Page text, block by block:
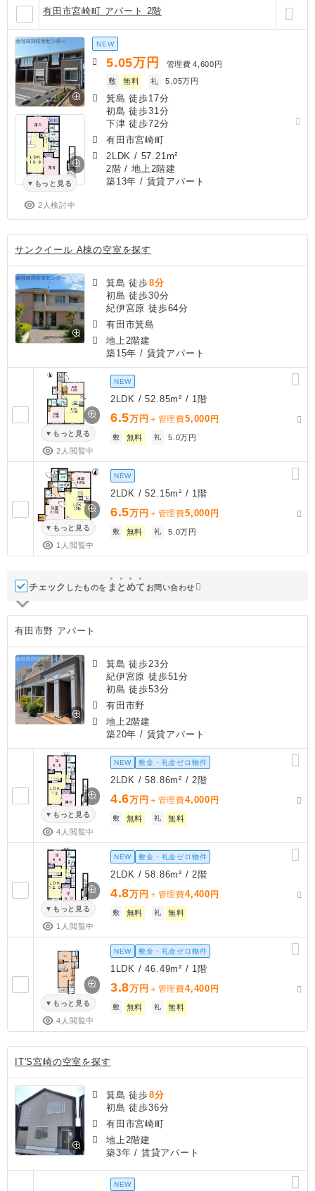
有田市宮崎町 アパート 2階
もっと見る
2人検討中
NEW
5.05万円 管理費 4,600円
敷
無料 礼 5.05万円
箕島 徒歩17分
初島 徒歩31分
下津 徒歩72分
有田市宮崎町
2LDK / 57.21m²
2階 / 地上2階建
築13年 / 賃貸アパート
サンクイール A棟の空室を探す
箕島 徒歩8分
初島 徒歩30分
紀伊宮原 徒歩64分
有田市箕島
地上2階建
築15年 / 賃貸アパート
もっと見る
2人閲覧中
NEW
2LDK / 52.85m² / 1階
6.5万円 ＋管理費5,000 円
敷 無料 礼 5.0万円
もっと見る
1人閲覧中
NEW
2LDK / 52.15m² / 1階
6.5万円 ＋管理費5,000 円
敷 無料 礼 5.0万円
チェック したものを ま と めて お問い合わせ
有田市野 アパート
箕島 徒歩23分
紀伊宮原 徒歩51分
初島 徒歩53分
有田市野
地上2階建
築20年 / 賃貸アパート
もっと見る
4人閲覧中
NEW 敷金・礼金ゼロ物件
2LDK / 58.86m² / 2階
4.6万円 ＋管理費4,000 円
敷 無料 礼 無料
もっと見る
1人閲覧中
NEW 敷金・礼金ゼロ物件
2LDK / 58.86m² / 2階
4.8万円 ＋管理費4,400 円
敷 無料 礼 無料
もっと見る
4人閲覧中
NEW 敷金・礼金ゼロ物件
1LDK / 46.49m² / 1階
3.8万円 ＋管理費4,400 円
敷 無料 礼 無料
IT'S宮崎の空室を探す
箕島 徒歩8分
初島 徒歩36分
有田市宮崎町
地上2階建
築3年 / 賃貸アパート
NEW